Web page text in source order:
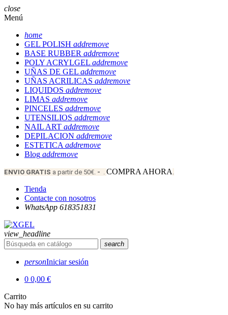
close
Menú
home
GEL POLISH addremove
BASE RUBBER addremove
POLY ACRYLGEL addremove
UÑAS DE GEL addremove
UÑAS ACRILICAS addremove
LIQUIDOS addremove
LIMAS addremove
PINCELES addremove
UTENSILIOS addremove
NAIL ART addremove
DEPILACION addremove
ESTETICA addremove
Blog addremove
ENVIO GRATIS a partir de 50€. - . COMPRA AHORA .
Tienda
Contacte con nosotros
WhatsApp 618351831
view_headline
search
personIniciar sesión
0 0,00 €
Carrito
No hay más artículos en su carrito